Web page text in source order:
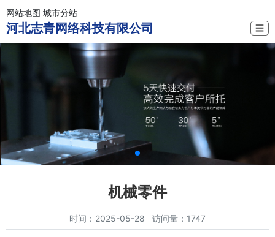
网站地图 城市分站
河北志青网络科技有限公司 ☰
机械零件
时间：2025-05-28 访问量：1747